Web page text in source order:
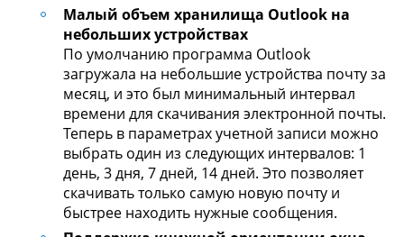
Малый объем хранилища Outlook на
небольших устройствах
По умолчанию программа Outlook
загружала на небольшие устройства почту за
месяц, и это был минимальный интервал
времени для скачивания электронной почты.
Теперь в параметрах учетной записи можно
выбрать один из следующих интервалов: 1
день, 3 дня, 7 дней, 14 дней. Это позволяет
скачивать только самую новую почту и
быстрее находить нужные сообщения.